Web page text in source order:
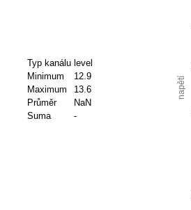
Typ kanálu level
Minimum
12.9
Maximum
13.6
Průměr
NaN
Suma
-
napětí